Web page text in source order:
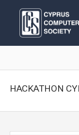
HACKATHON